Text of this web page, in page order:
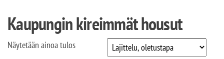
Kaupungin kireimmät housut
Näytetään ainoa tulos